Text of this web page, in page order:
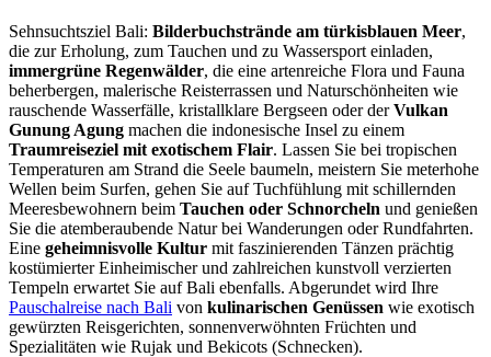
Sehnsuchtsziel Bali: Bilderbuchstrände am türkisblauen Meer,
die zur Erholung, zum Tauchen und zu Wassersport einladen,
immergrüne Regenwälder, die eine artenreiche Flora und Fauna
beherbergen, malerische Reisterrassen und Naturschönheiten wie
rauschende Wasserfälle, kristallklare Bergseen oder derVulkan
Gunung Agung machen die indonesische Insel zu einem
Traumreiseziel mit exotischem Flair. Lassen Sie bei tropischen
Temperaturen am Strand die Seele baumeln, meistern Sie meterhohe
Wellen beim Surfen, gehen Sie auf Tuchfühlung mit schillernden
Meeresbewohnern beim Tauchen oder Schnorcheln und genießen
Sie die atemberaubende Natur bei Wanderungen oder Rundfahrten.
Eine geheimnisvolle Kultur mit faszinierenden Tänzen prächtig
kostümierter Einheimischer und zahlreichen kunstvoll verzierten
Tempeln erwartet Sie auf Bali ebenfalls. Abgerundet wird Ihre
Pauschalreise nach Bali von kulinarischen Genüssen wie exotisch
gewürzten Reisgerichten, sonnenverwöhnten Früchten und
Spezialitäten wie Rujak und Bekicots (Schnecken).